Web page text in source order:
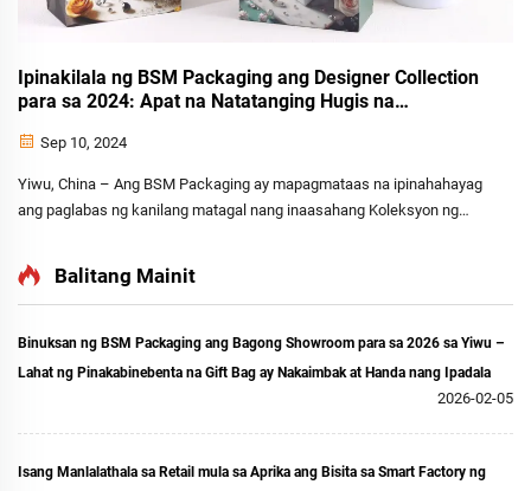
Ipinakilala ng BSM Packaging ang Designer Collection
para sa 2024: Apat na Natatanging Hugis na
Sep 10, 2024
Yiwu, China – Ang BSM Packaging ay mapagmataas na ipinahahayag
ang paglabas ng kanilang matagal nang inaasahang Koleksyon ng
gawaing sining kung saan pinagsama ang arte at packaging.
Kinakatawan ng koleksion ito ang malaking hakbang pasulong para
Balitang Mainit
Binuksan ng BSM Packaging ang Bagong Showroom para sa 2026 sa Yiwu –
Lahat ng Pinakabinebenta na Gift Bag ay Nakaimbak at Handa nang Ipadala
2026-02-05
Isang Manlalathala sa Retail mula sa Aprika ang Bisita sa Smart Factory ng